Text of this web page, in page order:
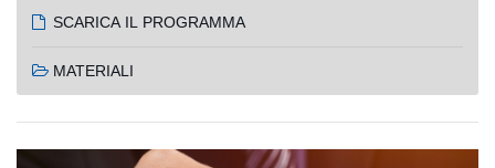
SCARICA IL PROGRAMMA
MATERIALI